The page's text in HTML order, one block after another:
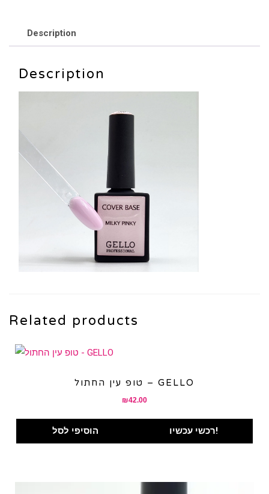
quantity
Description
Description
Related products
טופ עין החתול – GELLO
₪42.00
הוסיפי לסל רכשי עכשיו!